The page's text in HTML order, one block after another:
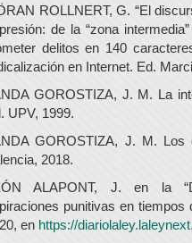
ROLLNERT, G. “El
de la “zona
delitos en 140
en Internet. Ed.
GOROSTIZA, J. M. La
UPV, 1999.
GOROSTIZA, J. M. Los
2018.
ALAPONT, J. en la
punitivas en tiempos
en https://